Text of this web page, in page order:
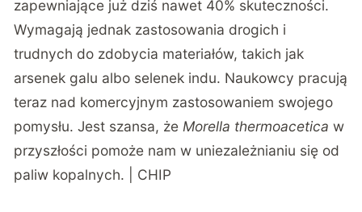
zapewniające już dziś nawet 40% skuteczności.
Wymagają jednak zastosowania drogich i
trudnych do zdobycia materiałów, takich jak
arsenek galu albo selenek indu. Naukowcy pracują
teraz nad komercyjnym zastosowaniem swojego
pomysłu. Jest szansa, że Morella thermoacetica w
przyszłości pomoże nam w uniezależnianiu się od
paliw kopalnych. | CHIP